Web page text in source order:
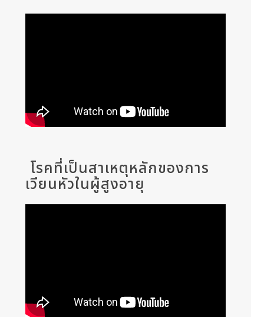
โรคที่เป็นสาเหตุหลักของการ
เวียนหัวในผู้สูงอายุ